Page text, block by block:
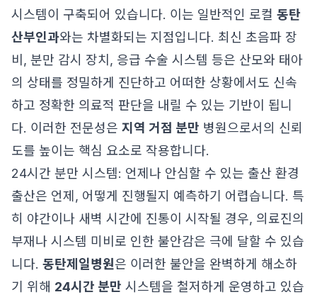
시스템이 구축되어 있습니다. 이는 일반적인 로컬 동탄
산부인과와는 차별화되는 지점입니다. 최신 초음파 장
비, 분만 감시 장치, 응급 수술 시스템 등은 산모와 태아
의 상태를 정밀하게 진단하고 어떠한 상황에서도 신속
하고 정확한 의료적 판단을 내릴 수 있는 기반이 됩니
다. 이러한 전문성은 지역 거점 분만 병원으로서의 신뢰
도를 높이는 핵심 요소로 작용합니다.
24시간 분만 시스템: 언제나 안심할 수 있는 출산 환경
출산은 언제, 어떻게 진행될지 예측하기 어렵습니다. 특
히 야간이나 새벽 시간에 진통이 시작될 경우, 의료진의
부재나 시스템 미비로 인한 불안감은 극에 달할 수 있습
니다. 동탄제일병원은 이러한 불안을 완벽하게 해소하
기 위해 24시간 분만 시스템을 철저하게 운영하고 있습